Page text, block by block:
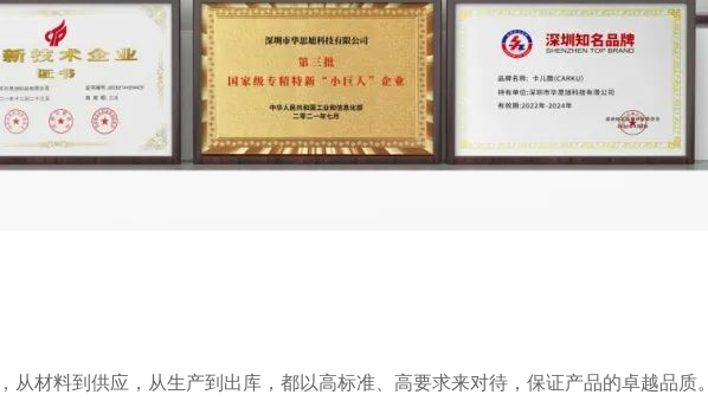
从材料到供应，从生产到出库，都以高标准、高要求来对待，保证产品的卓越品质。